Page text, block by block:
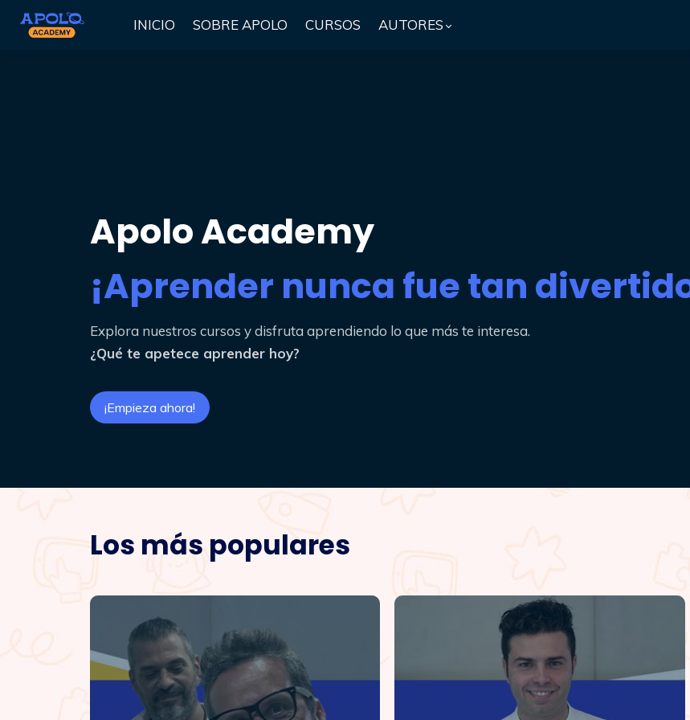
INICIO SOBRE APOLO CURSOS AUTORES
Apolo Academy
¡Aprender nunca fue tan
Explora nuestros cursos y disfruta aprendiendo lo que más te interesa.
¿Qué te apetece aprender hoy?
¡Empieza ahora!
Los más populares